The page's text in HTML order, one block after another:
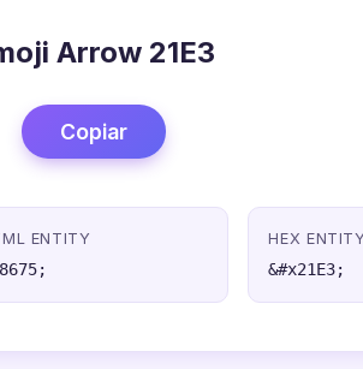
Arrow 21E3
Copiar
ENTITY HEX
&#x21E3;